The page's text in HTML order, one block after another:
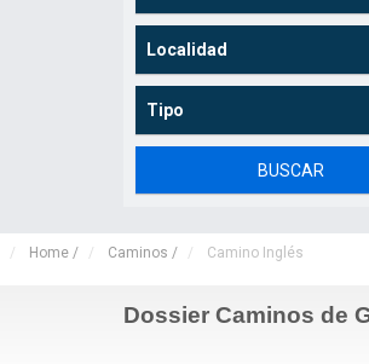
Home / Caminos / Camino Inglés
Localidad
Tipo
Dossier Caminos de